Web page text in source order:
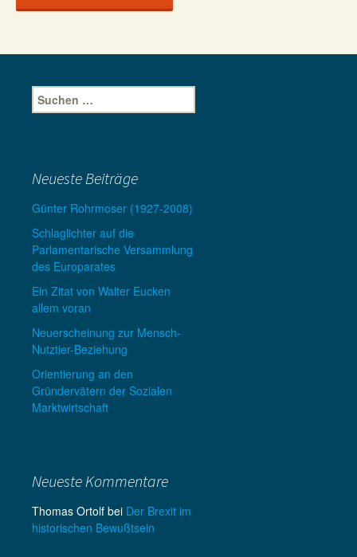
Suche
nach:
Neueste Beiträge
Günter Rohrmoser (1927-2008)
Schlaglichter auf die
Parlamentarische Versammlung
des Europarates
Ein Zitat von Walter Eucken
allem voran
Neuerscheinung zur Mensch-
Nutztier-Beziehung
Orientierung an den
Gründervätern der Sozialen
Marktwirtschaft
Neueste Kommentare
Thomas Ortolf bei Der Brexit im
historischen Bewußtsein